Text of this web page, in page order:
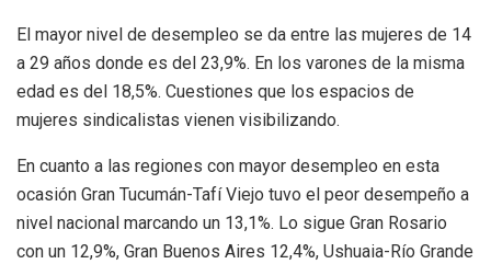
El mayor nivel de desempleo se da entre las mujeres de 14
a 29 años donde es del 23,9%. En los varones de la misma
edad es del 18,5%. Cuestiones que los espacios de
mujeres sindicalistas vienen visibilizando.
En cuanto a las regiones con mayor desempleo en esta
ocasión Gran Tucumán-Tafí Viejo tuvo el peor desempeño a
nivel nacional marcando un 13,1%. Lo sigue Gran Rosario
con un 12,9%, Gran Buenos Aires 12,4%, Ushuaia-Río Grande